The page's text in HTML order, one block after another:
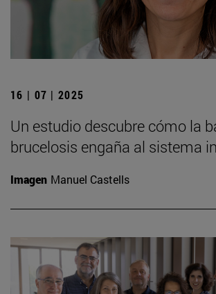
16 | 07 | 2025
Un estudio descubre cómo la
brucelosis engaña al sistema
Imagen Manuel Castells